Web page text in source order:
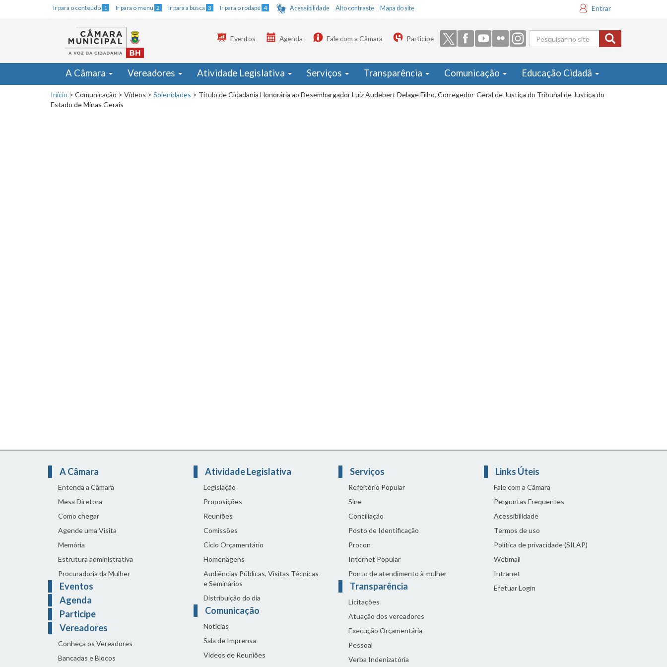
Ir para o conteúdo 1 Ir para o menu 2 Ir para a busca 3 Ir para o rodapé 4 Acessibilidade Alto contraste Mapa do site Entrar
Formulário
de busca
Eventos Agenda Fale com a Câmara Participe
A Câmara Vereadores Atividade Legislativa Serviços Transparência Comunicação Educação Cidadã
Início > Comunicação > Vídeos > Solenidades > Título de Cidadania Honorária ao Desembargador Luiz Audebert Delage Filho, Corregedor-Geral de Justiça do Tribunal de Justiça do
Estado de Minas Gerais
A Câmara
Entenda a Câmara
Mesa Diretora
Como chegar
Agende uma Visita
Memória
Estrutura administrativa
Procuradoria da Mulher
Eventos
Agenda
Participe
Vereadores
Conheça os Vereadores
Bancadas e Blocos
Atividade Legislativa
Legislação
Proposições
Reuniões
Comissões
Ciclo Orçamentário
Homenagens
Audiências Públicas, Visitas Técnicas
e Seminários
Distribuição do dia
Comunicação
Notícias
Sala de Imprensa
Vídeos de Reuniões
Serviços
Refeitório Popular
Sine
Conciliação
Posto de Identificação
Procon
Internet Popular
Ponto de atendimento à mulher
Transparência
Licitações
Atuação dos vereadores
Execução Orçamentária
Pessoal
Verba Indenizatória
Links Úteis
Fale com a Câmara
Perguntas Frequentes
Acessibilidade
Termos de uso
Política de privacidade (SILAP)
Webmail
Intranet
Efetuar Login